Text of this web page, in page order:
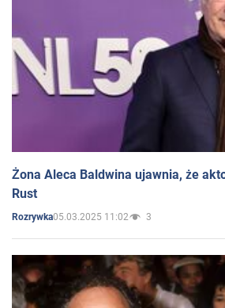
Żona Aleca Baldwina ujawnia, że
Rust
Rozrywka05.03.2025 11:02 3